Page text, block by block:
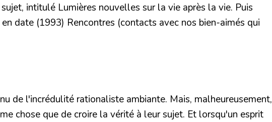
intitulé Lumières nouvelles sur la vie après la vie. Puis
date (1993) Rencontres (contacts avec nos bien-aimés qui
de l'incrédulité rationaliste ambiante. Mais, malheureusement,
chose que de croire la vérité à leur sujet. Et lorsqu'un esprit